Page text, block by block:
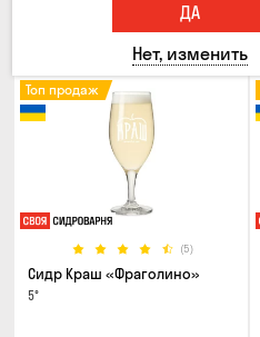
(5)
Топ продаж
Сидр Краш «Фраголино»
5°
ДА
Нет, изменить